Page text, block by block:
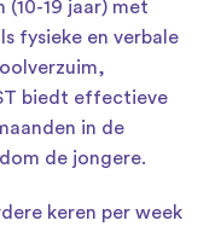
(10-19 jaar) met
fysieke en verbale
biedt effectieve
in de
de jongere.
keren per week